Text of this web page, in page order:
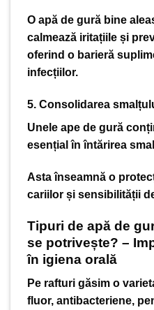
O apă de gură bine
calmează iritațiile și
oferind o barieră
infecțiilor.
5. Consolidarea
Unele ape de gură
esențial în întărirea
Asta înseamnă o
cariilor și sensibilității
Tipuri de apă de
se potrivește? –
în igiena orală
Pe rafturi găsim o
fluor, antibacteriene,